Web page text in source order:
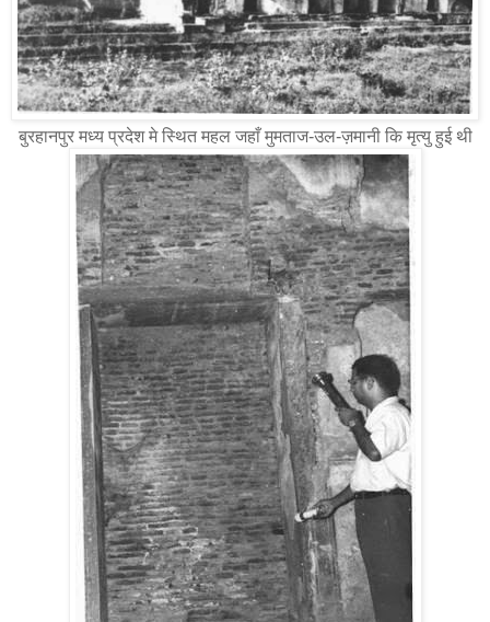
बुरहानपुर मध्य प्रदेश मे स्थित महल जहाँ मुमताज-उल-ज़मानी कि मृत्यु हुई थी